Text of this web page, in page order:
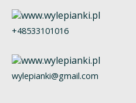
+48533101016
wylepianki@gmail.com